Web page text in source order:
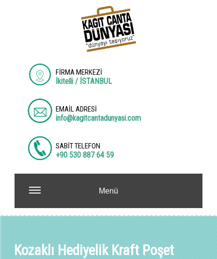
FİRMA MERKEZİ
İkitelli / İSTANBUL
EMAİL ADRESİ
info@kagitcantadunyasi.com
SABİT TELEFON
+90 530 887 64 59
Menü
Kozaklı Hediyelik Kraft Poşet